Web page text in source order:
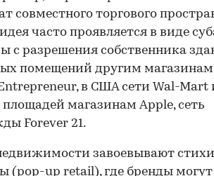
совместного торгового
часто проявляется в виде
с разрешения собственника
помещений другим
в США сети Wal-Mart
площадей магазинам Apple, сеть
Forever 21.
завоевывают
(pop-up retail), где бренды могут